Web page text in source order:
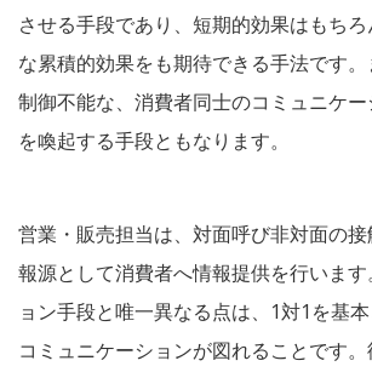
させる手段であり、短期的効果はもち
な累積的効果をも期待できる手法です
制御不能な、消費者同士のコミュニケー
を喚起する手段ともなります。
営業・販売担当は、対面呼び非対面の
報源として消費者へ情報提供を行いま
ョン手段と唯一異なる点は、1対1を基
コミュニケーションが図れることです